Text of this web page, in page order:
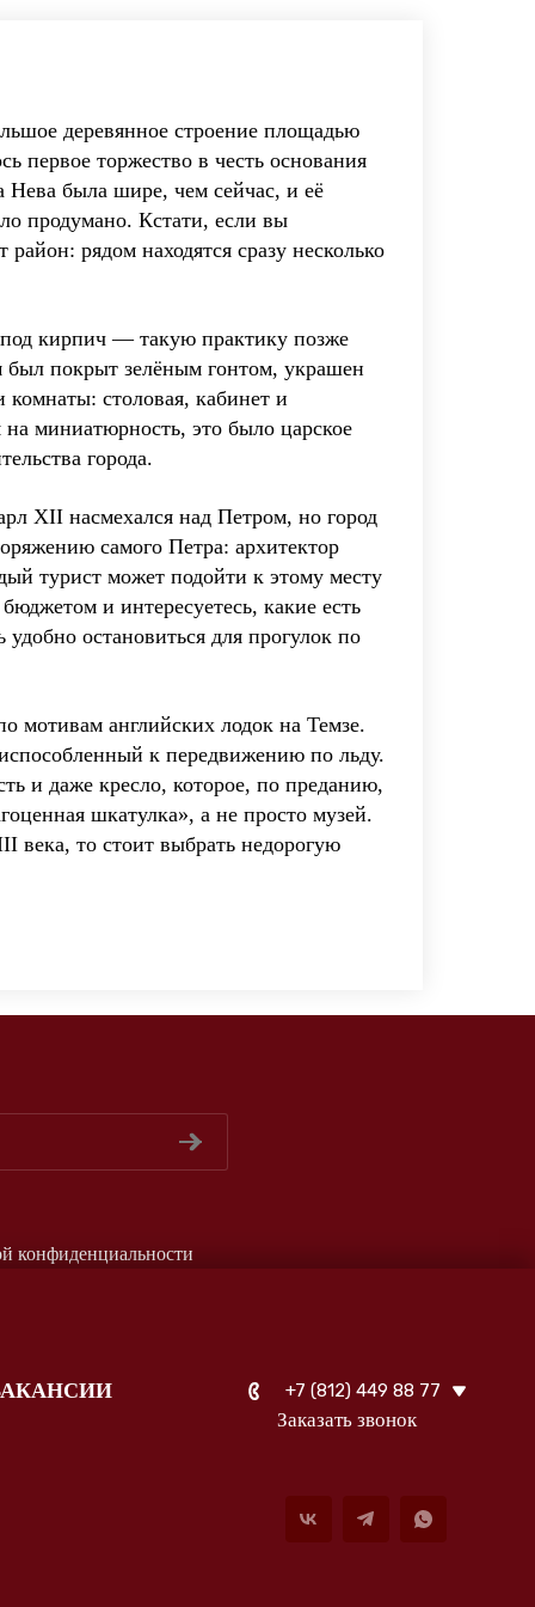
деревянное строение площадью
первое торжество в честь основания
Нева была шире, чем сейчас, и её
продумано. Кстати, если вы
рядом находятся сразу несколько
кирпич — такую практику позже
был покрыт зелёным гонтом, украшен
столовая, кабинет и
миниатюрность, это было царское
города.
XII насмехался над Петром, но город
самого Петра: архитектор
турист может подойти к этому месту
и интересуетесь, какие есть
остановиться для прогулок по
мотивам английских лодок на Темзе.
к передвижению по льду.
и даже кресло, которое, по преданию,
шкатулка», а не просто музей.
века, то стоит выбрать недорогую
конфиденциальности
+7 (812) 449 88 77
Заказать звонок